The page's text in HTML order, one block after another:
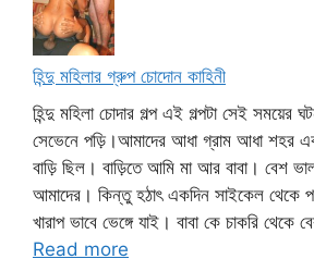
হিন্দু মহিলার গ্রুপ চোদোন কাহিনী
হিন্দু মহিলা চোদার গল্প এই গল্পটা সেই সময়ের
সেভেনে পড়ি।আমাদের আধা গ্রাম আধা শহর
বাড়ি ছিল। বাড়িতে আমি মা আর বাবা। বেশ
আমাদের। কিন্তু হঠাৎ একদিন সাইকেল থেকে
খারাপ ভাবে ভেঙ্গে যাই। বাবা কে চাকরি থেকে
Read more